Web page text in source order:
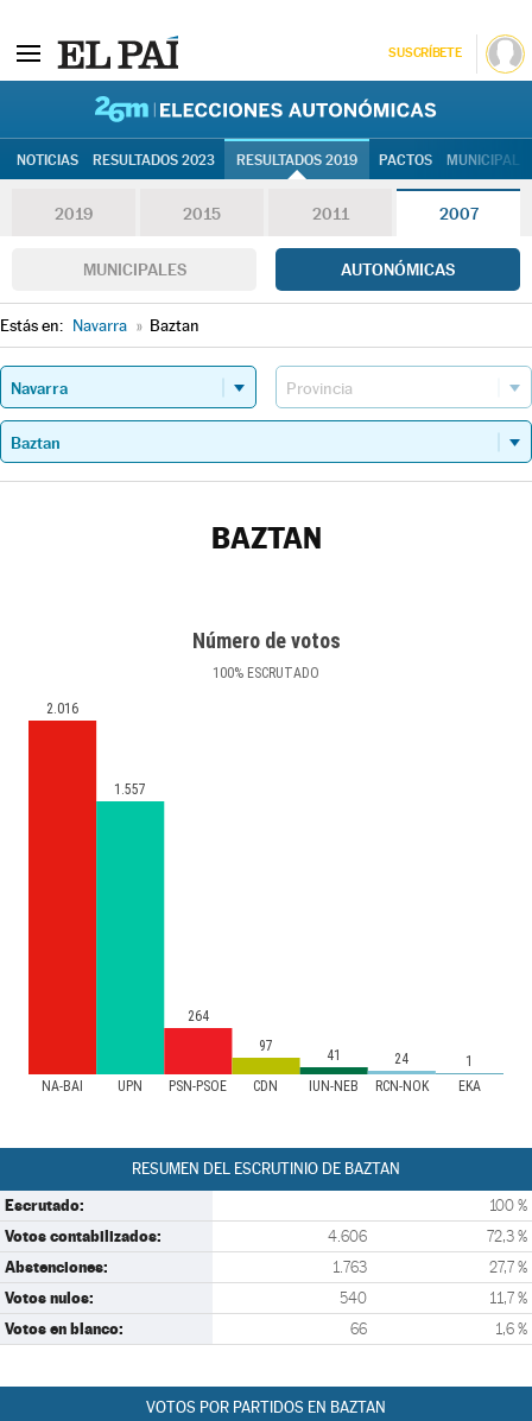
SUSCRÍBETE
NOTICIAS RESULTADOS 2023 RESULTADOS 2019 PACTOS
2019 2015 2011 2007
MUNICIPALES AUTONÓMICAS
Estás en: Navarra » Baztan
BAZTAN
Número de votos
100% ESCRUTADO
NA-BAI UPN PSN-PSOE CDN IUN-NEB RCN-NOK EKA
2.016
1.557
264
97
41 24 1
RESUMEN DEL ESCRUTINIO DE BAZTAN
Escrutado: 100 %
Votos contabilizados: 4.606 72,3 %
Abstenciones: 1.763 27,7 %
Votos nulos: 540 11,7 %
Votos en blanco: 66 1,6 %
VOTOS POR PARTIDOS EN BAZTAN